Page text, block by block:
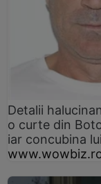
Detalii
o curte din
iar concubina